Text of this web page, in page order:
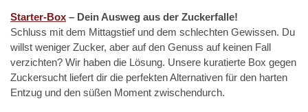
Starter-Box – Dein Ausweg aus der Zuckerfalle!
Schluss mit dem Mittagstief und dem schlechten Gewissen. Du
willst weniger Zucker, aber auf den Genuss auf keinen Fall
verzichten? Wir haben die Lösung. Unsere kuratierte Box gegen
Zuckersucht liefert dir die perfekten Alternativen für den harten
Entzug und den süßen Moment zwischendurch.